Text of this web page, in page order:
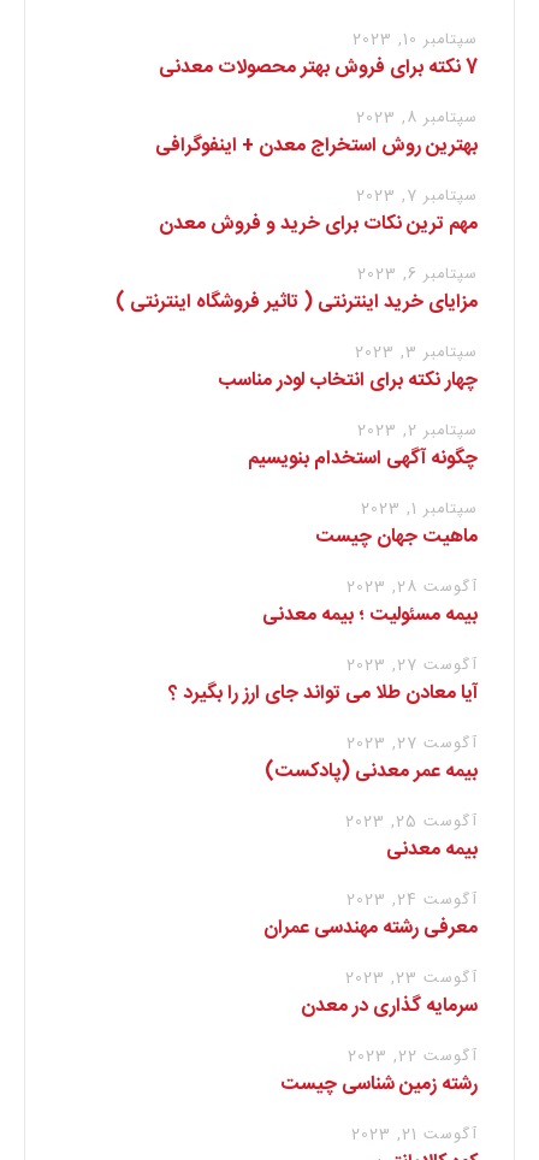
سپتامبر 10, 2023
7 نکته برای فروش بهتر محصولات معدنی
سپتامبر 8, 2023
بهترین روش استخراج معدن + اینفوگرافی
سپتامبر 7, 2023
مهم ترین نکات برای خرید و فروش معدن
سپتامبر 6, 2023
مزایای خرید اینترنتی ( تاثیر فروشگاه اینترنتی )
سپتامبر 3, 2023
چهار نکته برای انتخاب لودر مناسب
سپتامبر 2, 2023
چگونه آگهی استخدام بنویسیم
سپتامبر 1, 2023
ماهیت جهان چیست
آگوست 28, 2023
بیمه مسئولیت ؛ بیمه معدنی
آگوست 27, 2023
آیا معادن طلا می تواند جای ارز را بگیرد ؟
آگوست 27, 2023
بیمه عمر معدنی (پادکست)
آگوست 25, 2023
بیمه معدنی
آگوست 24, 2023
معرفی رشته مهندسی عمران
آگوست 23, 2023
سرمایه گذاری در معدن
آگوست 22, 2023
رشته زمین شناسی چیست
آگوست 21, 2023